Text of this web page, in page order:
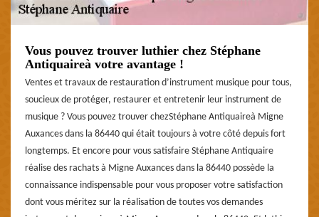
Vous pouvez trouver luthier chez Stéphane
Antiquaireà votre avantage !
Ventes et travaux de restauration d’instrument musique pour tous,
soucieux de protéger, restaurer et entretenir leur instrument de
musique ? Vous pouvez trouver chezStéphane Antiquaireà Migne
Auxances dans la 86440 qui était toujours à votre côté depuis fort
longtemps. Et encore pour vous satisfaire Stéphane Antiquaire
réalise des rachats à Migne Auxances dans la 86440 possède la
connaissance indispensable pour vous proposer votre satisfaction
dont vous méritez sur la réalisation de toutes vos demandes